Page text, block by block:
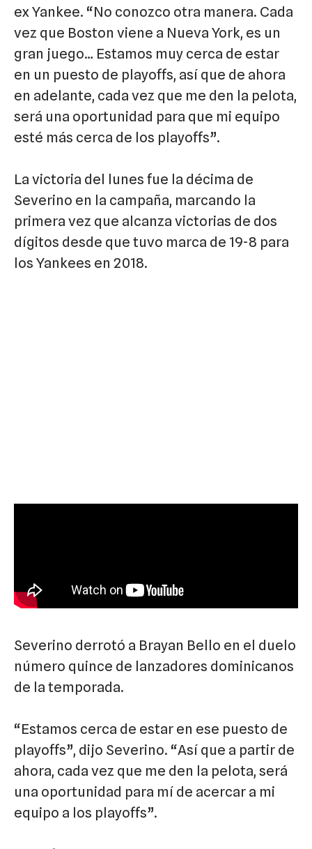
ex Yankee. “No conozco otra manera. Cada
vez que Boston viene a Nueva York, es un
gran juego… Estamos muy cerca de estar
en un puesto de playoffs, así que de ahora
en adelante, cada vez que me den la pelota,
será una oportunidad para que mi equipo
esté más cerca de los playoffs”.
La victoria del lunes fue la décima de
Severino en la campaña, marcando la
primera vez que alcanza victorias de dos
dígitos desde que tuvo marca de 19-8 para
los Yankees en 2018.
Severino derrotó a Brayan Bello en el duelo
número quince de lanzadores dominicanos
de la temporada.
“Estamos cerca de estar en ese puesto de
playoffs”, dijo Severino. “Así que a partir de
ahora, cada vez que me den la pelota, será
una oportunidad para mí de acercar a mi
equipo a los playoffs”.